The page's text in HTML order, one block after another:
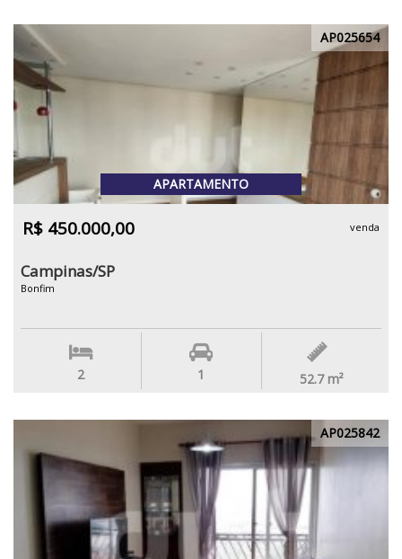
AP025654
APARTAMENTO
R$ 450.000,00 venda
Campinas/SP
Bonfim
2 1 52.7 m²
AP025842